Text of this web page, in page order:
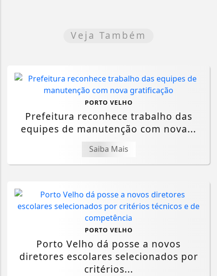
Veja Também
PORTO VELHO
Prefeitura reconhece trabalho das
equipes de manutenção com nova...
Saiba Mais
PORTO VELHO
Porto Velho dá posse a novos
diretores escolares selecionados por
critérios...